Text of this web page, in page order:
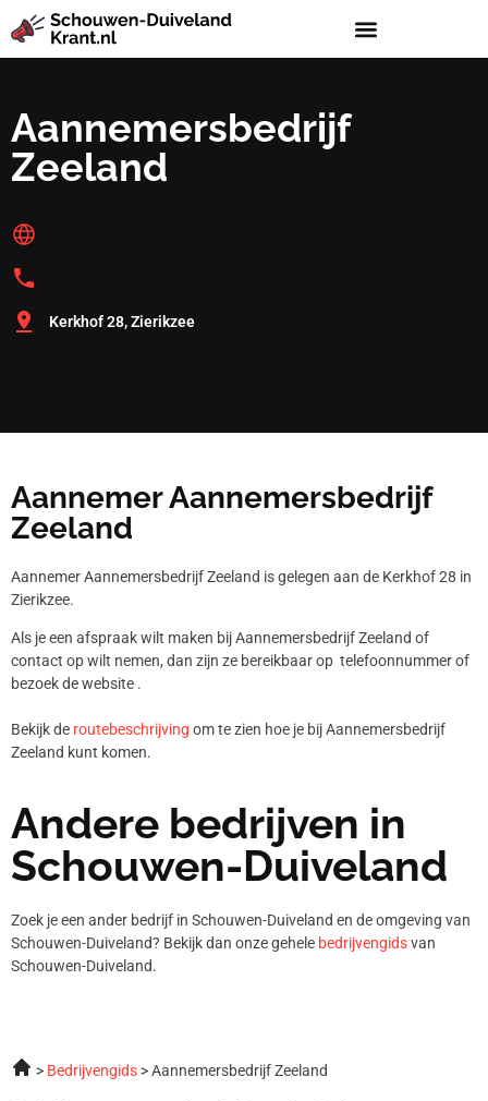
Aannemersbedrijf
Zeeland
Kerkhof 28, Zierikzee
Aannemer Aannemersbedrijf
Zeeland
Aannemer Aannemersbedrijf Zeeland is gelegen aan de Kerkhof 28 in
Zierikzee.
Als je een afspraak wilt maken bij Aannemersbedrijf Zeeland of
contact op wilt nemen, dan zijn ze bereikbaar op telefoonnummerof
bezoek de website .
Bekijk de routebeschrijving om te zien hoe je bij Aannemersbedrijf
Zeeland kunt komen.
Andere bedrijven in
Schouwen-Duiveland
Zoek je een ander bedrijf in Schouwen-Duiveland en de omgeving van
Schouwen-Duiveland? Bekijk dan onze gehele bedrijvengidsvan
Schouwen-Duiveland.
Bedrijvengids Aannemersbedrijf Zeeland